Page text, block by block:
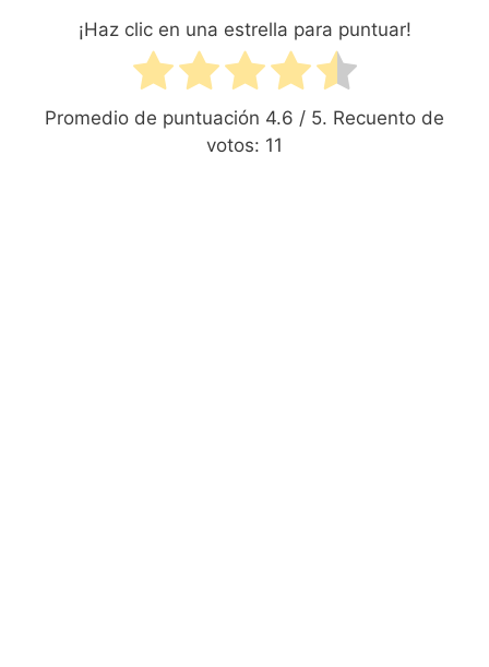
¡Haz clic en una estrella para puntuar!
Promedio de puntuación 4.6 / 5. Recuento de
votos: 11